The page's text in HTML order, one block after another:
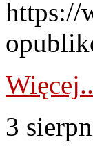
https://
3